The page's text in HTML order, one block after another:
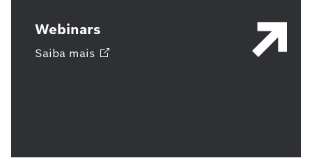
Webinars
Saiba mais